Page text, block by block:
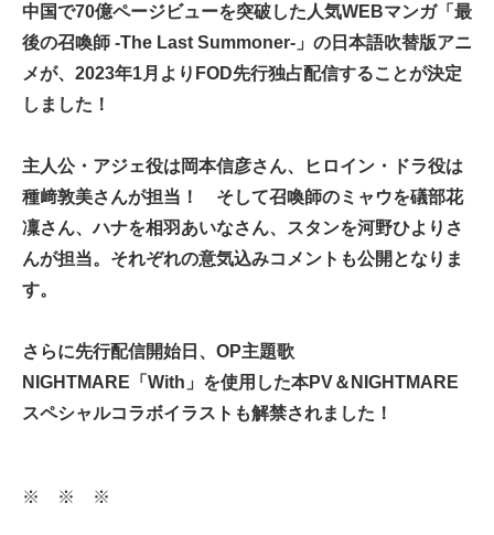
中国で70億ページビューを突破した人気WEBマンガ「最
後の召喚師 -The Last Summoner-」の日本語吹替版アニ
メが、2023年1月よりFOD先行独占配信することが決定
しました！
主人公・アジェ役は岡本信彦さん、ヒロイン・ドラ役は
種﨑敦美さんが担当！ そして召喚師のミャウを礒部花
凜さん、ハナを相羽あいなさん、スタンを河野ひよりさ
んが担当。それぞれの意気込みコメントも公開となりま
す。
さらに先行配信開始日、OP主題歌
NIGHTMARE「With」を使用した本PV＆NIGHTMARE
スペシャルコラボイラストも解禁されました！
※ ※ ※